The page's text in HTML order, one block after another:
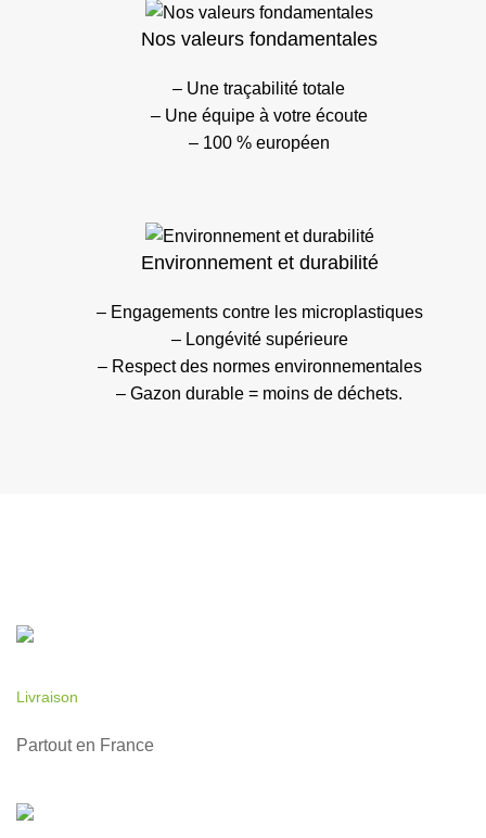
Nos valeurs fondamentales
– Une traçabilité totale
– Une équipe à votre écoute
– 100 % européen
Environnement et durabilité
– Engagements contre les microplastiques
– Longévité supérieure
– Respect des normes environnementales
– Gazon durable = moins de déchets.
Livraison
Partout en France